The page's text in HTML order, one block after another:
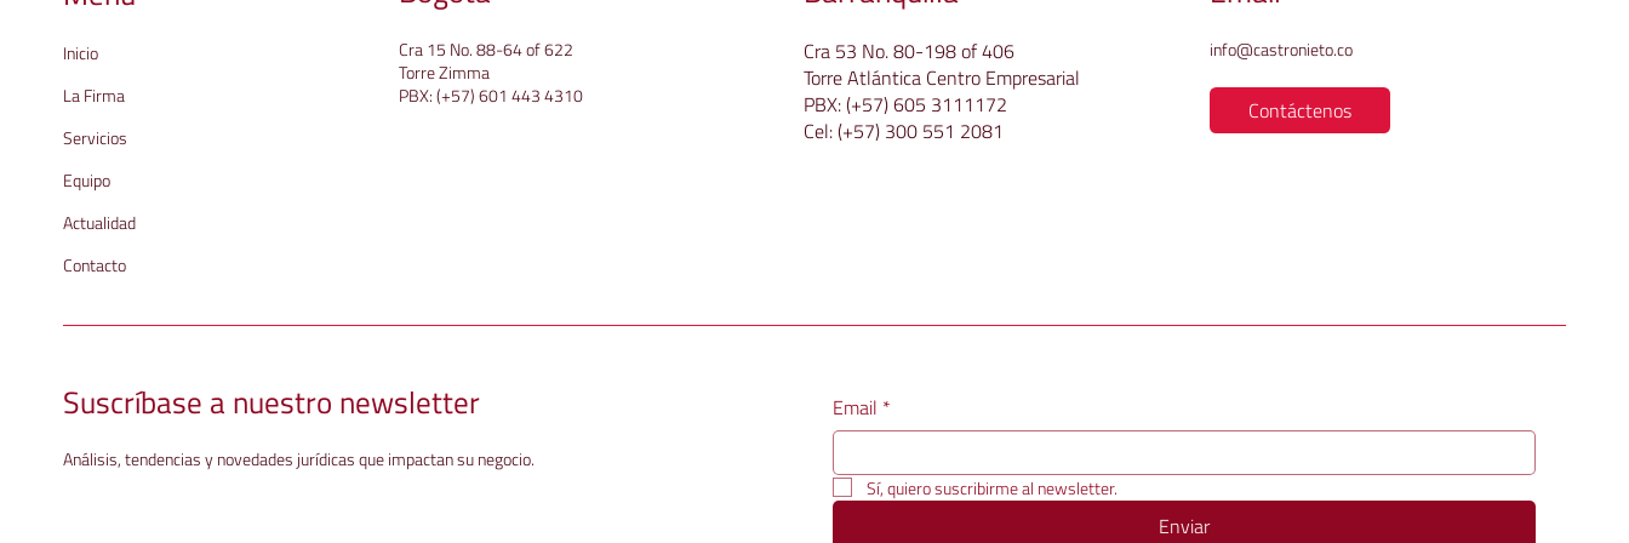
Inicio
La Firma
Servicios
Equipo
Actualidad
Contacto
Cra 15 No. 88-64 of 622
Torre Zimma
PBX:(+57) 601 443 4310
Cra 53 No. 80-198 of 406
Torre Atlántica Centro Empresarial
PBX:(+57) 605 3111172
Cel:(+57) 300 551 2081
info@castronieto.co
Contáctenos
Suscríbase a nuestro newsletter
Análisis, tendencias y novedades jurídicas que impactan su negocio.
Email *
Sí, quiero suscribirme al newsletter.
Enviar